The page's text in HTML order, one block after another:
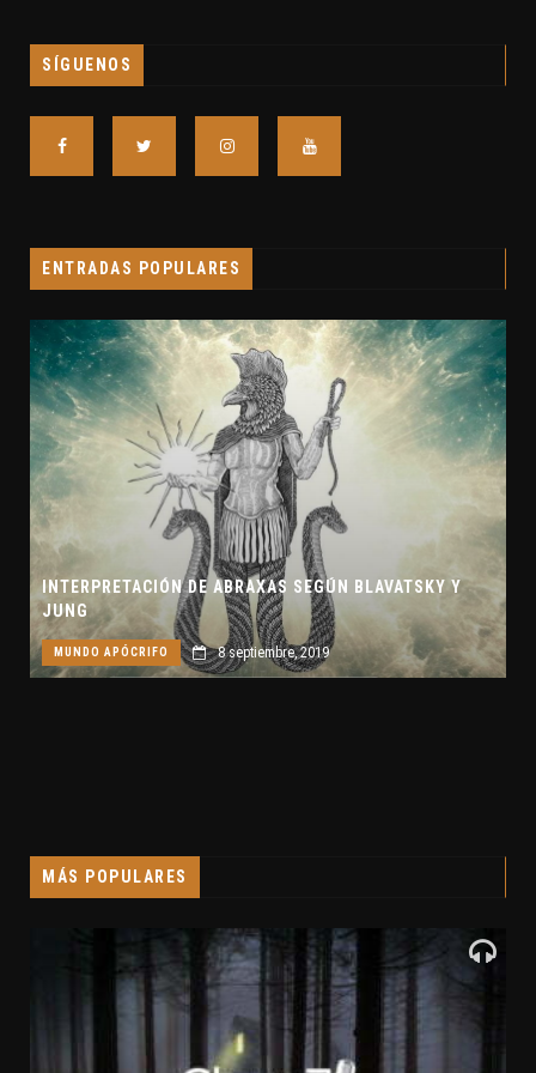
SÍGUENOS
ENTRADAS POPULARES
INTERPRETACIÓN DE ABRAXAS SEGÚN BLAVATSKY Y
JUNG
MUNDO APÓCRIFO 8 septiembre, 2019
MÁS POPULARES